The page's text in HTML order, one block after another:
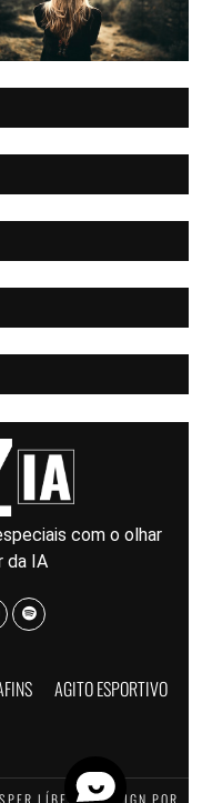
com o olhar
da IA
AGITO ESPORTIVO
LÍBERO · DESIGN POR